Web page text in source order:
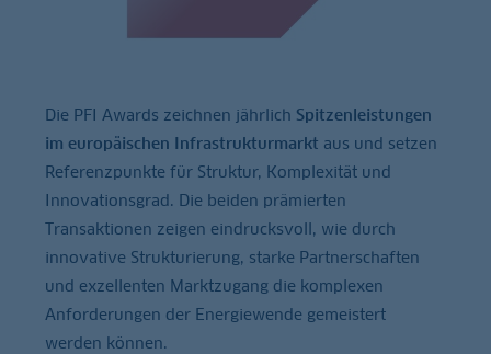
Die PFI Awards zeichnen jährlich Spitzenleistungen
im europäischen Infrastrukturmarkt aus und setzen
Referenzpunkte für Struktur, Komplexität und
Innovationsgrad. Die beiden prämierten
Transaktionen zeigen eindrucksvoll, wie durch
innovative Strukturierung, starke Partnerschaften
und exzellenten Marktzugang die komplexen
Anforderungen der Energiewende gemeistert
werden können.